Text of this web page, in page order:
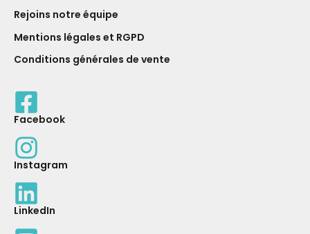
Rejoins notre équipe
Mentions légales et RGPD
Conditions générales de vente
Facebook
Instagram
LinkedIn